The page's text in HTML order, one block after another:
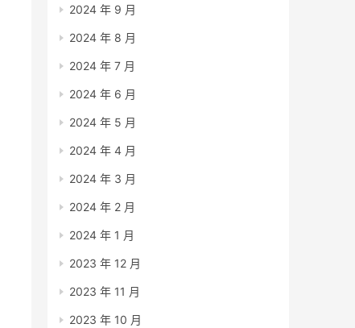
2024 年 9 月
2024 年 8 月
2024 年 7 月
2024 年 6 月
2024 年 5 月
2024 年 4 月
2024 年 3 月
2024 年 2 月
2024 年 1 月
2023 年 12 月
2023 年 11 月
2023 年 10 月